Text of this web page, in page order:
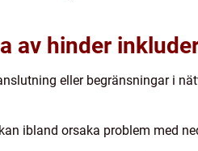
av hinder
eller begränsningar i
ibland orsaka problem med